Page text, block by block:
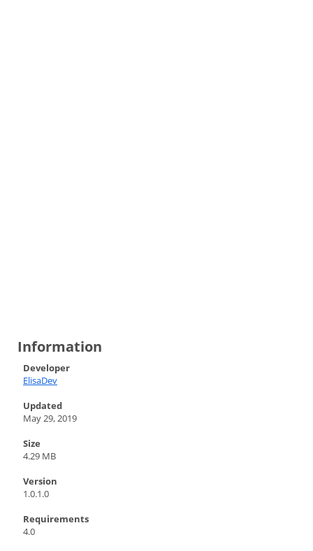
Information
Developer
ElisaDev
Updated
May 29, 2019
Size
4.29 MB
Version
1.0.1.0
Requirements
4.0